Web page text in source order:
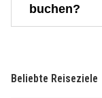
buchen?
Beliebte Reiseziele